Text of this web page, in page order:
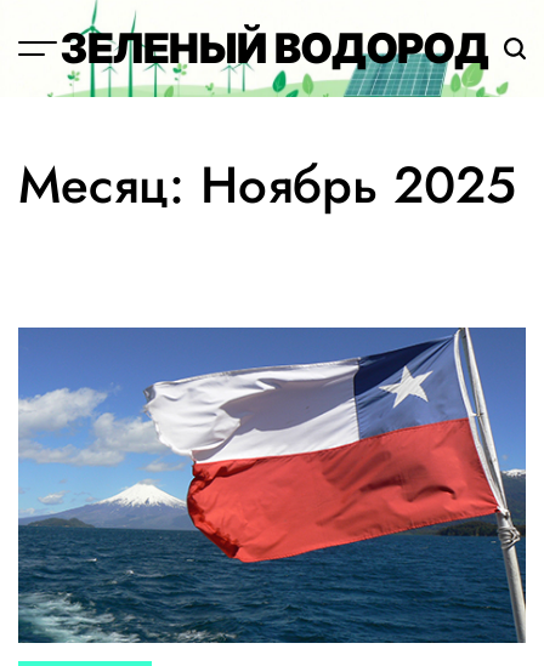
содержимому
ЗЕЛЕНЫЙ ВОДОРОД
Месяц: Ноябрь 2025